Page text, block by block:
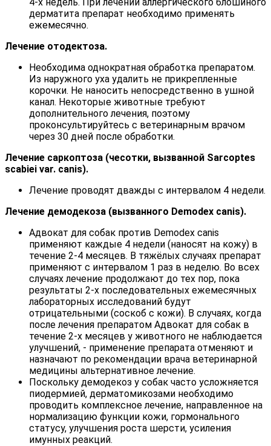
дерматита препарат необходимо применять
ежемесячно.
Лечение отодектоза.
Необходима однократная обработка препаратом.
Из наружного уха удалить не прикрепленные
корочки. Не наносить непосредственно в ушной
канал. Некоторые животные требуют
дополнительного лечения, поэтому
проконсультируйтесь с ветеринарным врачом
через 30 дней после обработки.
Лечение саркоптоза (чесотки, вызванной Sarcoptes
scabiei var. canis).
Лечение проводят дважды с интервалом 4 недели.
Лечение демодекоза (вызванного Demodex canis).
Адвокат для собак против Demodex canis
применяют каждые 4 недели (наносят на кожу) в
течение 2-4 месяцев. В тяжёлых случаях препарат
применяют с интервалом 1 раз в неделю. Во всех
случаях лечение продолжают до тех пор, пока
результаты 2-х последовательных ежемесячных
лабораторных исследований будут
отрицательными (соскоб с кожи). В случаях, когда
после лечения препаратом Адвокат для собак в
течение 2-х месяцев у животного не наблюдается
улучшений, - применение препарата отменяют и
назначают по рекомендации врача ветеринарной
медицины альтернативное лечение.
Поскольку демодекоз у собак часто усложняется
пиодермией, дерматомикозами необходимо
проводить комплексное лечение, направленное на
нормализацию функции кожи, гормонального
статусу, улучшения роста шерсти, усиления
имунных реакций.